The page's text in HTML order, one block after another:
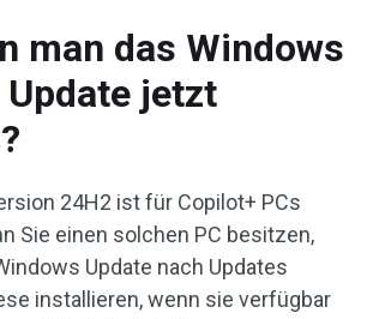
man das Windows
Update jetzt
24H2 ist für Copilot+ PCs
Sie einen solchen PC besitzen,
Update nach Updates
installieren, wenn sie verfügbar